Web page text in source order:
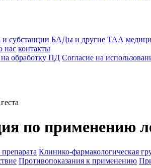
и субстанции БАДы и другие ТАА
нас контакты
на обработку ПД Согласие на
по применению
Клинико-фармакологическая
Противопоказания к применению